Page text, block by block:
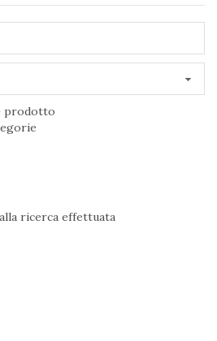
prodotto
ricerca effettuata